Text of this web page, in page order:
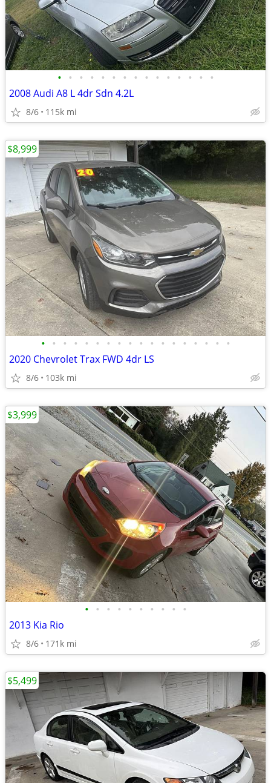
• • • • • • • • • • • • • • •
2008 Audi A8 L 4dr Sdn 4.2L
8/6 115k mi
• • • • • • • • • • • • • • • • • •
2020 Chevrolet Trax FWD 4dr LS
8/6 103k mi
$8,999
• • • • • • • • • •
2013 Kia Rio
8/6 171k mi
$3,999
$5,499